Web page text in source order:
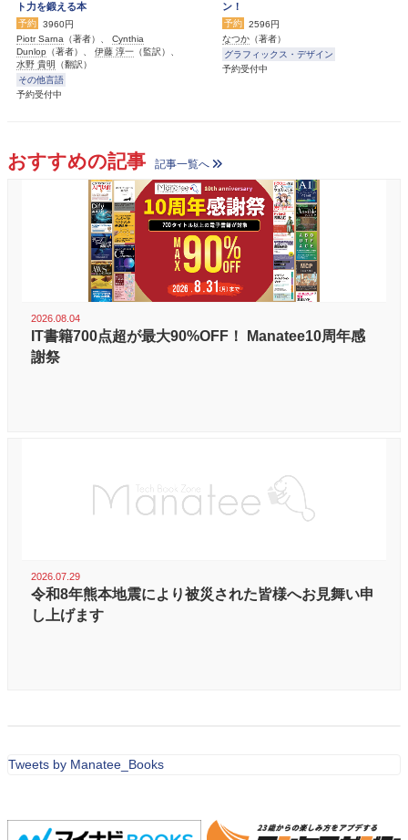
ト力を鍛える本
予約
3960円
Piotr Sarna （著者）、 Cynthia
Dunlop （著者）、 伊藤 淳一 （監訳）、
水野 貴明 （翻訳）
その他言語
予約受付中
ン！
予約
2596円
なつか （著者）
グラフィックス・デザイン
予約受付中
おすすめの記事 記事一覧へ
2026.08.04
IT書籍700点超が最大90%OFF！ Manatee10周年感
謝祭
2026.07.29
令和8年熊本地震により被災された皆様へお見舞い申
し上げます
Tweets by Manatee_Books